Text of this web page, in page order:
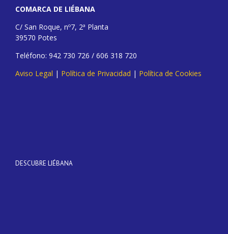
COMARCA DE LIÉBANA
C/ San Roque, nº7, 2ª Planta
39570 Potes
Teléfono: 942 730 726 / 606 318 720
Aviso Legal | Política de Privacidad | Política de Cookies
DESCUBRE LIÉBANA